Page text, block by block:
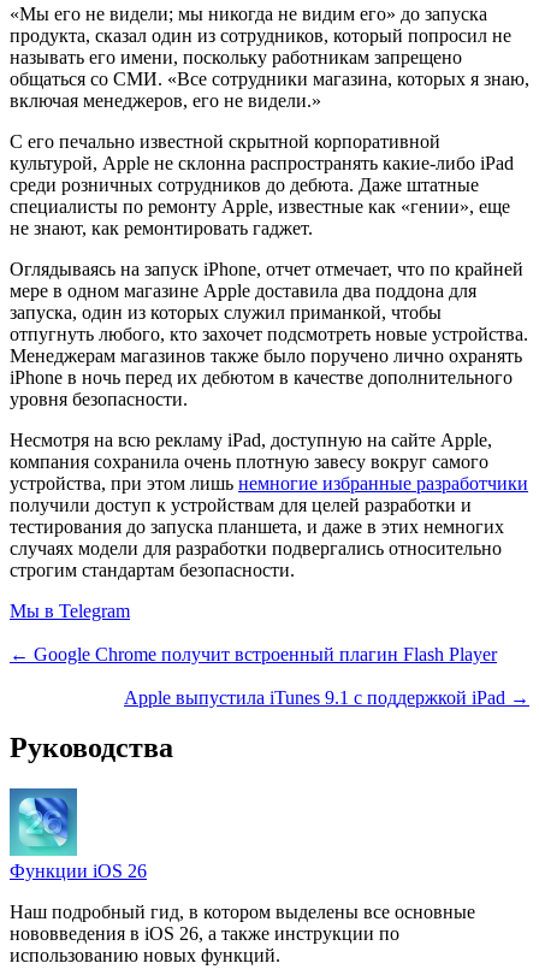
«Мы его не видели; мы никогда не видим его» до запуска
продукта, сказал один из сотрудников, который попросил не
называть его имени, поскольку работникам запрещено
общаться со СМИ. «Все сотрудники магазина, которых я знаю,
включая менеджеров, его не видели.»
С его печально известной скрытной корпоративной
культурой, Apple не склонна распространять какие-либо iPad
среди розничных сотрудников до дебюта. Даже штатные
специалисты по ремонту Apple, известные как «гении», еще
не знают, как ремонтировать гаджет.
Оглядываясь на запуск iPhone, отчет отмечает, что по крайней
мере в одном магазине Apple доставила два поддона для
запуска, один из которых служил приманкой, чтобы
отпугнуть любого, кто захочет подсмотреть новые устройства.
Менеджерам магазинов также было поручено лично охранять
iPhone в ночь перед их дебютом в качестве дополнительного
уровня безопасности.
Несмотря на всю рекламу iPad, доступную на сайте Apple,
компания сохранила очень плотную завесу вокруг самого
устройства, при этом лишь немногие избранные разработчики
получили доступ к устройствам для целей разработки и
тестирования до запуска планшета, и даже в этих немногих
случаях модели для разработки подвергались относительно
строгим стандартам безопасности.
Мы в Telegram
← Google Chrome получит встроенный плагин Flash Player
Apple выпустила iTunes 9.1 с поддержкой iPad →
Руководства
Функции iOS 26
Наш подробный гид, в котором выделены все основные
нововведения в iOS 26, а также инструкции по
использованию новых функций.